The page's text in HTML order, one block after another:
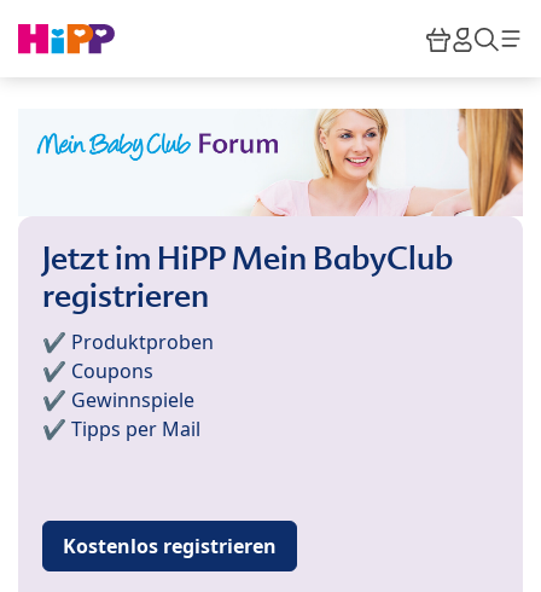
HiPP
Jetzt im HiPP Mein BabyClub
registrieren
✔️ Produktproben
✔️ Coupons
✔️ Gewinnspiele
✔️ Tipps per Mail
Kostenlos registrieren